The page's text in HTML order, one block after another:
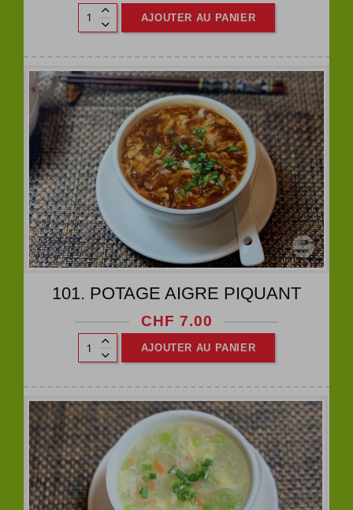
AJOUTER AU PANIER
101. POTAGE AIGRE PIQUANT
CHF 7.00
AJOUTER AU PANIER